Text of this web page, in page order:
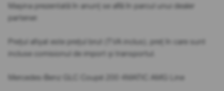
Mașina prezentată în anunț se află în parcul unui dealer
partener.
Prețul afișat este prețul brut (TVA inclus), preț în care sunt
incluse comisionul de import și transportul.
Mercedes-Benz GLC Coupé 200 4MATIC AMG Line